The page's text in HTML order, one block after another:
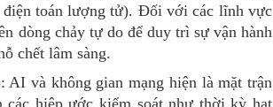
toán lượng tử). Đối với các lĩnh vực
dòng chảy tự do để duy trì sự vận hành
chết lâm sàng.
và không gian mạng hiện là mặt trận